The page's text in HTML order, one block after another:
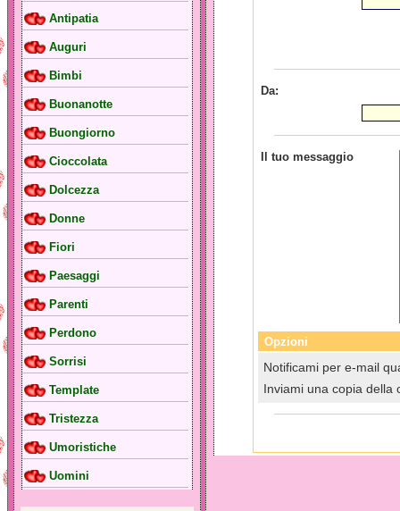
Antipatia
Auguri
Bimbi
Buonanotte
Buongiorno
Cioccolata
Dolcezza
Donne
Fiori
Paesaggi
Parenti
Perdono
Sorrisi
Template
Tristezza
Umoristiche
Uomini
Da:
Il tuo messaggio
Opzioni
Notificami per e-mail
Inviami una copia della